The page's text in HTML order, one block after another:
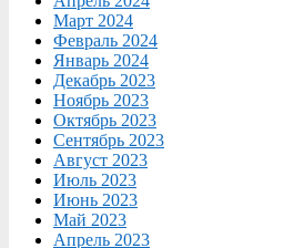
Март 2024
Февраль 2024
Январь 2024
Декабрь 2023
Ноябрь 2023
Октябрь 2023
Сентябрь 2023
Август 2023
Июль 2023
Июнь 2023
Май 2023
Апрель 2023